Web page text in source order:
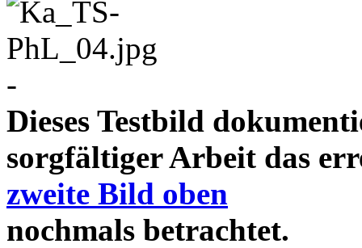
-
Dieses Testbild
sorgfältiger Arbeit das
zweite Bild oben
nochmals